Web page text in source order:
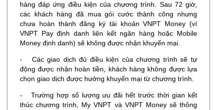
hàng đáp ứng điều kiện của chương trình. Sau 72 giờ,
các khách hàng đã mua gói cước thành công nhưng
chưa hoàn thành đăng ký tài khoản VNPT Money (ví
VNPT Pay định danh liên kết ngân hàng hoặc Mobile
Money định danh) sẽ không được nhận khuyến mại.
- Các giao dịch đủ điều kiện của chương trình sẽ tự
động được nhận hoàn tiền, khách hàng không được lựa
chọn giao dịch được hưởng khuyến mại từ chương trình.
- Trường hợp số lượng ưu đãi hết trước thời gian kết
thúc chương trình, My VNPT và VNPT Money sẽ thông